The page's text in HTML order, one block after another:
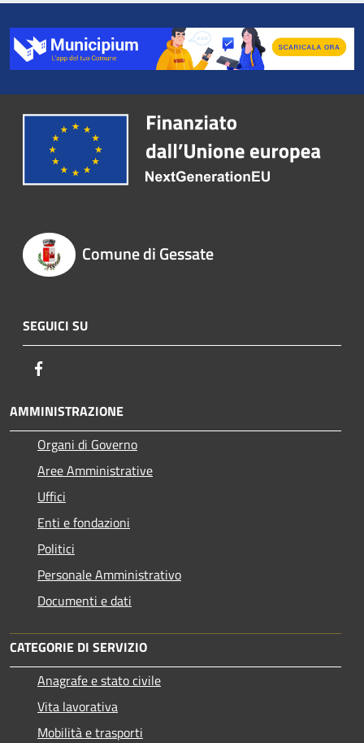
Comune di Gessate
SEGUICI SU
AMMINISTRAZIONE
Organi di Governo
Aree Amministrative
Uffici
Enti e fondazioni
Politici
Personale Amministrativo
Documenti e dati
CATEGORIE DI SERVIZIO
Anagrafe e stato civile
Vita lavorativa
Mobilità e trasporti